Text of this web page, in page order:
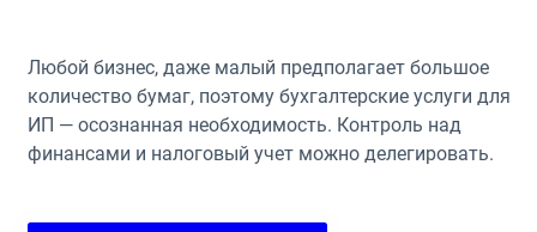
Любой бизнес, даже малый предполагает большое
количество бумаг, поэтому бухгалтерские услуги для
ИП — осознанная необходимость. Контроль над
финансами и налоговый учет можно делегировать.